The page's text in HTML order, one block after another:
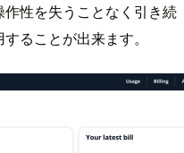
性を失うことなく引き続
ることが出来ます。